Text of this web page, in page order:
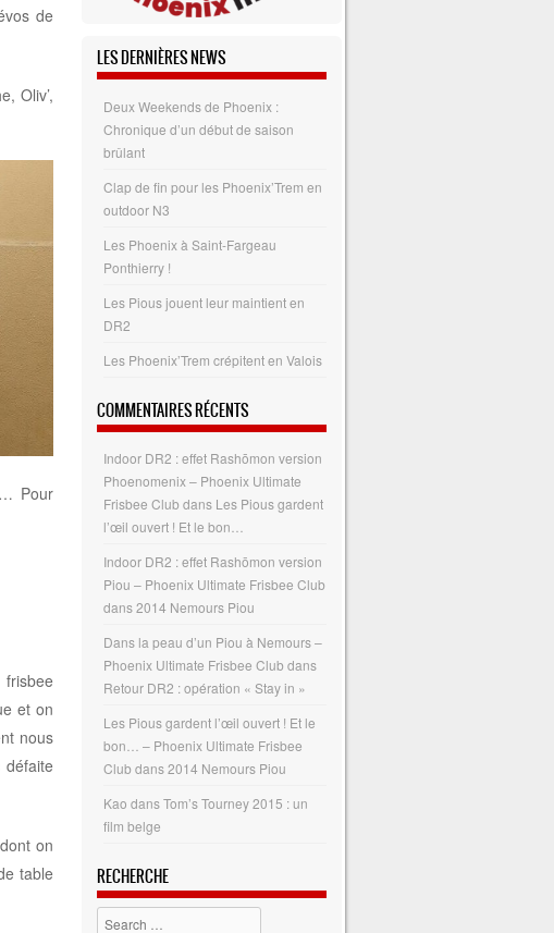
de
Oliv’,
Pour
et on
nous
on
table
LES DERNIÈRES NEWS
Deux Weekends de Phoenix :
Chronique d’un début de saison
brûlant
Clap de fin pour les Phoenix’Trem en
outdoor N3
Les Phoenix à Saint-Fargeau
Ponthierry !
Les Pious jouent leur maintient en
DR2
Les Phoenix’Trem crépitent en Valois
COMMENTAIRES RÉCENTS
Indoor DR2 : effet Rashōmon version
Phoenomenix – Phoenix Ultimate
Frisbee Club dans Les Pious gardent
l’œil ouvert ! Et le bon…
Indoor DR2 : effet Rashōmon version
Piou – Phoenix Ultimate Frisbee Club
dans2014 Nemours Piou
Dans la peau d’un Piou à Nemours –
Phoenix Ultimate Frisbee Club dans
Retour DR2 : opération « Stay in »
Les Pious gardent l’œil ouvert ! Et le
bon… – Phoenix Ultimate Frisbee
Club dans2014 Nemours Piou
Kao dansTom’s Tourney 2015 : un
film belge
RECHERCHE
Search